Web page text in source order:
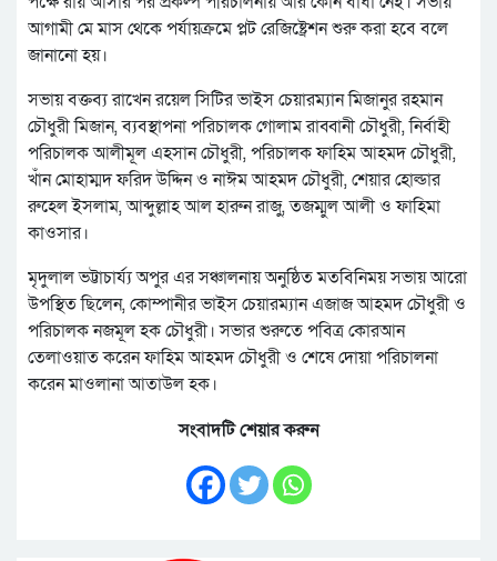
আগামী মে মাস থেকে পর্যায়ক্রমে প্লট রেজিষ্ট্রেশন শুরু করা হবে বলে
জানানো হয়।
সভায় বক্তব্য রাখেন রয়েল সিটির ভাইস চেয়ারম্যান মিজানুর রহমান
চৌধুরী মিজান, ব্যবস্থাপনা পরিচালক গোলাম রাব্বানী চৌধুরী, নির্বাহী
পরিচালক আলীমূল এহসান চৌধুরী, পরিচালক ফাহিম আহমদ চৌধুরী,
খাঁন মোহাম্মদ ফরিদ উদ্দিন ও নাঈম আহমদ চৌধুরী, শেয়ার হোল্ডার
রুহেল ইসলাম, আব্দুল্লাহ আল হারুন রাজু, তজম্মুল আলী ও ফাহিমা
কাওসার।
মৃদুলাল ভট্টাচার্য্য অপুর এর সঞ্চালনায় অনুষ্ঠিত মতবিনিময় সভায় আরো
উপস্থিত ছিলেন, কোম্পানীর ভাইস চেয়ারম্যান এজাজ আহমদ চৌধুরী ও
পরিচালক নজমূল হক চৌধুরী। সভার শুরুতে পবিত্র কোরআন
তেলাওয়াত করেন ফাহিম আহমদ চৌধুরী ও শেষে দোয়া পরিচালনা
করেন মাওলানা আতাউল হক।
সংবাদটি শেয়ার করুন